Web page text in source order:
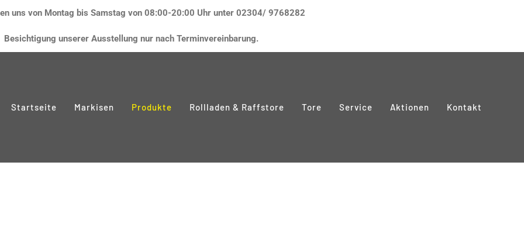
uns von Montag bis Samstag von 08:00-20:00 Uhr unter 02304/ 9768282
Besichtigung unserer Ausstellung nur nach Terminvereinbarung.
Startseite Markisen Produkte Rollladen & Raffstore Tore Service Aktionen Kontakt